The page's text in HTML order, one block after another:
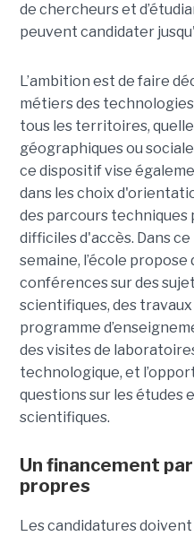
de chercheurs et
peuvent candidater
L’ambition est de faire
métiers des
tous les territoires,
géographiques ou
ce dispositif vise
dans les choix
des parcours techniques
difficiles d'accès. Dans
semaine, l’école
conférences sur des
scientifiques, des
programme
des visites de
technologique, et
questions sur les études
scientifiques.
Un financement
propres
Les candidatures